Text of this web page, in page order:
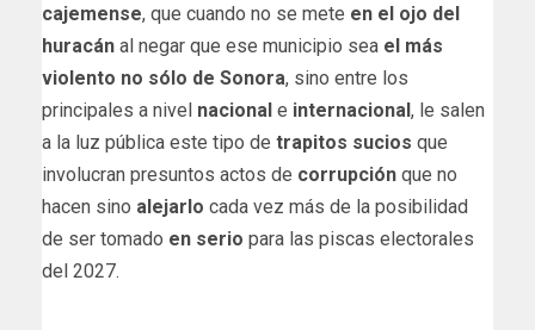
cajemense, que cuando no se mete en el ojo del
huracán al negar que ese municipio sea el más
violento no sólo de Sonora, sino entre los
principales a nivel nacional e internacional, le salen
a la luz pública este tipo de trapitos sucios que
involucran presuntos actos de corrupción que no
hacen sino alejarlo cada vez más de la posibilidad
de ser tomado en serio para las piscas electorales
del 2027.